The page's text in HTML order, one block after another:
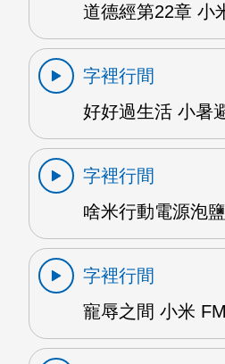
道德經第22章 小
字裡行間
好好過生活 小暑
字裡行間
啥米行動電源泡
字裡行間
寵辱之間 小米